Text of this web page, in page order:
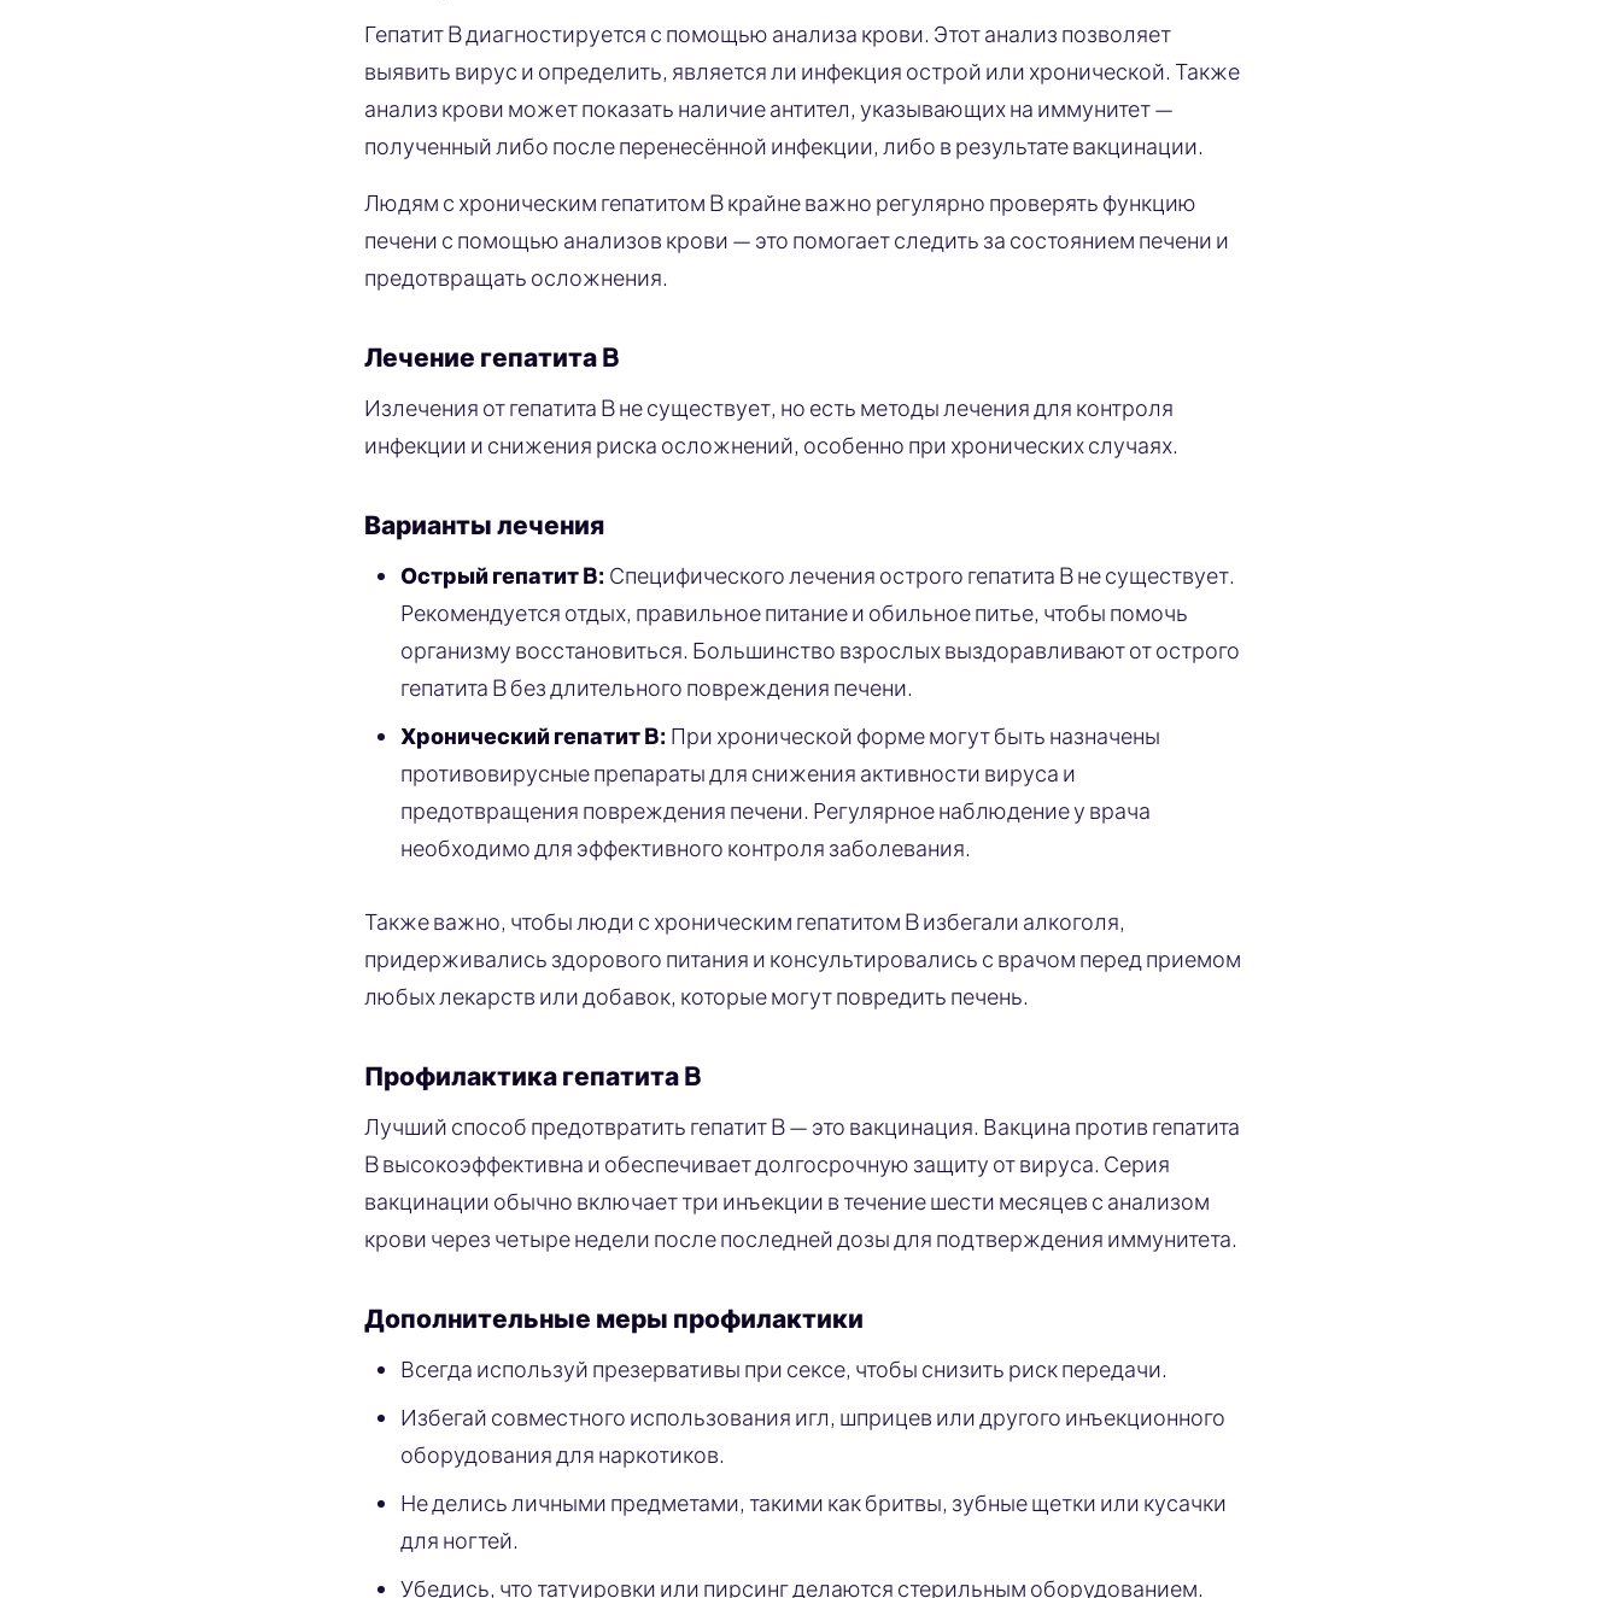
Гепатит B диагностируется с помощью анализа крови. Этот анализ позволяет
выявить вирус и определить, является ли инфекция острой или хронической. Также
анализ крови может показать наличие антител, указывающих на иммунитет —
полученный либо после перенесённой инфекции, либо в результате вакцинации.
Людям с хроническим гепатитом B крайне важно регулярно проверять функцию
печени с помощью анализов крови — это помогает следить за состоянием печени и
предотвращать осложнения.
Лечение гепатита B
Излечения от гепатита B не существует, но есть методы лечения для контроля
инфекции и снижения риска осложнений, особенно при хронических случаях.
Варианты лечения
Острый гепатит B: Специфического лечения острого гепатита B не существует.
Рекомендуется отдых, правильное питание и обильное питье, чтобы помочь
организму восстановиться. Большинство взрослых выздоравливают от острого
гепатита B без длительного повреждения печени.
Хронический гепатит B: При хронической форме могут быть назначены
противовирусные препараты для снижения активности вируса и
предотвращения повреждения печени. Регулярное наблюдение у врача
необходимо для эффективного контроля заболевания.
Также важно, чтобы люди с хроническим гепатитом B избегали алкоголя,
придерживались здорового питания и консультировались с врачом перед приемом
любых лекарств или добавок, которые могут повредить печень.
Профилактика гепатита B
Лучший способ предотвратить гепатит B — это вакцинация. Вакцина против гепатита
B высокоэффективна и обеспечивает долгосрочную защиту от вируса. Серия
вакцинации обычно включает три инъекции в течение шести месяцев с анализом
крови через четыре недели после последней дозы для подтверждения иммунитета.
Дополнительные меры профилактики
Всегда используй презервативы при сексе, чтобы снизить риск передачи.
Избегай совместного использования игл, шприцев или другого инъекционного
оборудования для наркотиков.
Не делись личными предметами, такими как бритвы, зубные щетки или кусачки
для ногтей.
Убедись, что татуировки или пирсинг делаются стерильным оборудованием.